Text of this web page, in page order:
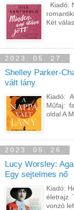
Kiadó:
Két
2023. 05. 27.
Shelley Parker-
vált lány
Kiadó:
Műfaj:
oldal A
2023. 05. 26.
Lucy Worsley:
Egy sejtelmes nő
Kiadó:
életrajz
vonzó